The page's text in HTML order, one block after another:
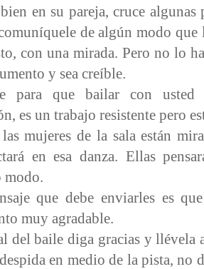
en su pareja, cruce
de algún modo
con una mirada. Pero no lo
y sea creíble.
para que bailar con usted
es un trabajo resistente pero
mujeres de la sala están
en esa danza. Ellas
modo.
que debe enviarles es
muy agradable.
del baile diga gracias y llévela
en medio de la pista, no